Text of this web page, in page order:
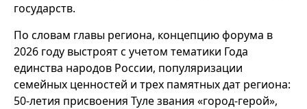
государств.
По словам главы региона, концепцию форума в
2026 году выстроят с учетом тематики Года
единства народов России, популяризации
семейных ценностей и трех памятных дат региона:
50-летия присвоения Туле звания «город-герой»,